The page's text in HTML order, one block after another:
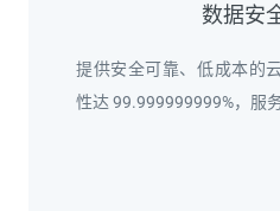
数据安
提供安全可靠、低成本的
性达 99.999999999%，服